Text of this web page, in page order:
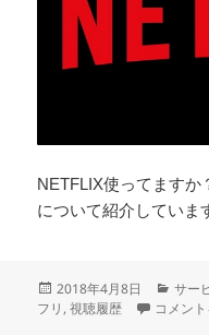
NETFLIX使ってます
について紹介していま
投
稿
2018年4月8日
カ
テ
サー
フリ,視聴履歴 コメン